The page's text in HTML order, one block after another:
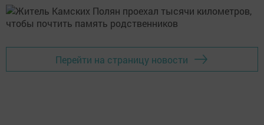
Перейти на страницу новости